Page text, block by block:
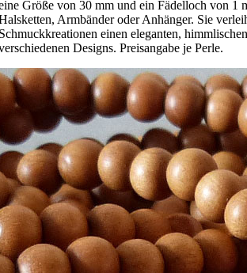
Größe von 30 mm und ein Fädelloch von 1
Armbänder oder Anhänger. Sie
einen eleganten,
Designs. Preisangabe je Perle.